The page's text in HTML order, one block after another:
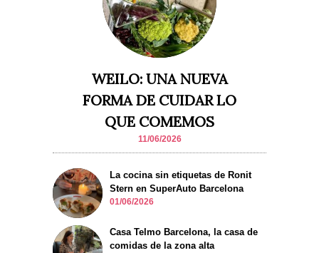
WEILO: UNA NUEVA
FORMA DE CUIDAR LO
QUE COMEMOS
11/06/2026
La cocina sin etiquetas de Ronit
Stern en SuperAuto Barcelona
01/06/2026
Casa Telmo Barcelona, la casa de
comidas de la zona alta